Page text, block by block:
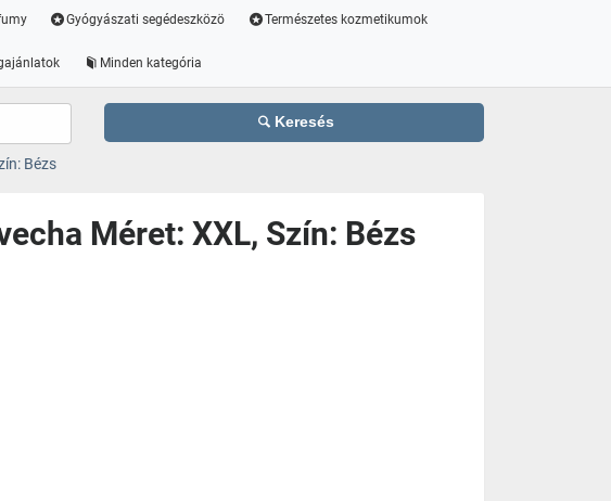
Gyógyászati segédeszközö Természetes kozmetikumok
Minden kategória
Keresés
Bézs
Méret: XXL, Szín: Bézs